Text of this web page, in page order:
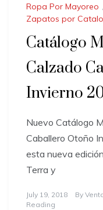
Ropa Por Mayoreo ,
Zapatos por
Catálogo
Calzado
Invierno
Nuevo Catálogo
Caballero Otoño
esta nueva
Terra y
July 19, 2018 By
Reading